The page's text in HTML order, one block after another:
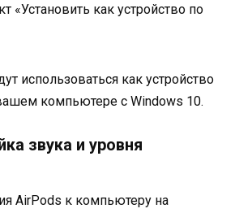
«Установить как устройство по
использоваться как устройство
компьютере с Windows 10.
звука и уровня
AirPods к компьютеру на